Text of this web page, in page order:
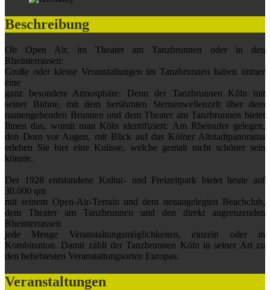
Beschreibung
Ob Open Air, im Theater am Tanzbrunnen oder in den
Rheinterrassen:
Große oder kleine Veranstaltungen im Tanzbrunnen haben immer
eine
ganz besondere Atmosphäre. Denn der Tanzbrunnen Köln mit
seiner Bühne, mit dem berühmten Sternenwellenzelt über dem
namengebenden Brunnen und dem Theater am Tanzbrunnen bietet
Ihnen das, womit man Köln identifiziert: Am Rheinufer gelegen,
den Dom vor Augen, mit Blick auf das Kölner Altstadtpanorama
erleben Sie hier eine Kulisse, welche gemalt nicht schöner sein
könnte.
Der 1928 entstandene Kultur- und Freizeitpark bietet heute auf
30.000 qm
mit seinem Open-Air-Terrain und dem neuangelegten Beachclub,
dem Theater am Tanzbrunnen und den direkt angrenzenden
Rheinterrassen
jede Menge Veranstaltungsmöglichkeiten, einzeln oder in
Kombination. Damit zählt der Tanzbrunnen Köln in seiner Art zu
den beliebtesten Veranstaltungsorten Europas.
Veranstaltungen